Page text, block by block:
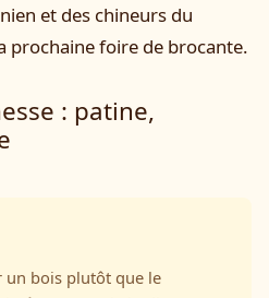
et des chineurs du
prochaine foire de brocante.
: patine,
bois plutôt que le